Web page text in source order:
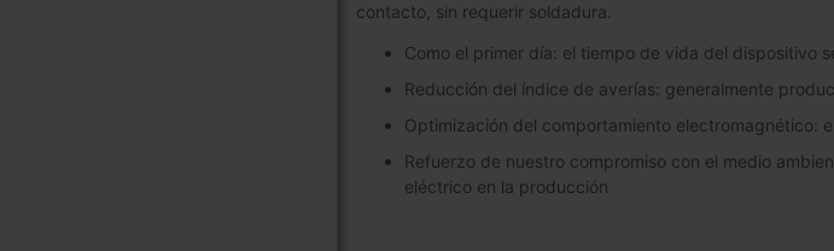
contacto, sin requerir soldadura.
Como el primer día: el tiempo de vida del dispositivo
Reducción del índice de averías: generalmente
Optimización del comportamiento electromagnético:
Refuerzo de nuestro compromiso con el medio
eléctrico en la producción